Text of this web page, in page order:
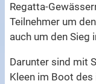
Regatta-
Teilnehmer um
auch um den Sieg
Darunter sind mit
Kleen im Boot